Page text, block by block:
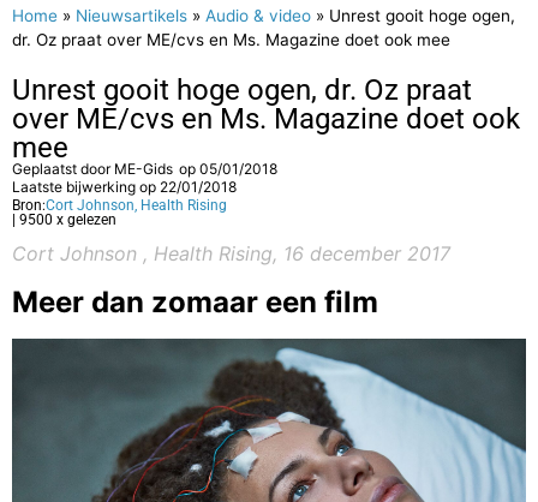
Home » Nieuwsartikels » Audio & video » Unrest gooit hoge ogen,
dr. Oz praat over ME/cvs en Ms. Magazine doet ook mee
Unrest gooit hoge ogen, dr. Oz praat
over ME/cvs en Ms. Magazine doet ook
mee
Geplaatst door ME-Gids op 05/01/2018
Laatste bijwerking op 22/01/2018
Bron:Cort Johnson, Health Rising
| 9500 x gelezen
Cort Johnson , Health Rising, 16 december 2017
Meer dan zomaar een film